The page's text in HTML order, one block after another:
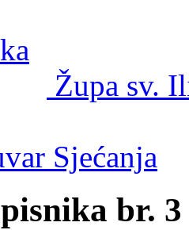
Župa sv.
Sjećanja
br. 3